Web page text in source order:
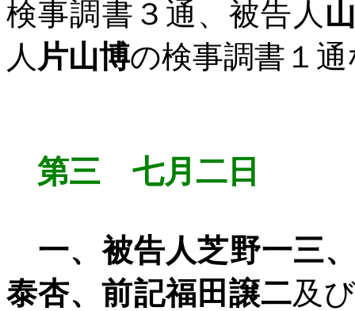
検事調書３通、被告人
人 片山博の検事調書１
第三 七月二日
一、被告人芝野一三
泰杏、前記福田譲二及